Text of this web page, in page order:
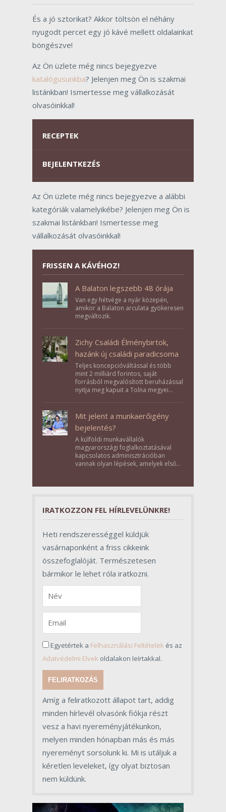
És a jó sztorikat? Akkor töltsön el néhány
nyugodt percet egy jó kávé mellett oldalainkat
böngészve!
Az Ön üzlete még nincs bejegyezve
katalógusunkba? Jelenjen meg Ön is szakmai
listánkban! Ismertesse meg vállalkozását
olvasóinkkal!
RECEPTEK
BEJELENTKEZÉS
Az Ön üzlete még nincs bejegyezve a alábbi
kategóriák valamelyikébe? Jelenjen meg Ön is
szakmai listánkban! Ismertesse meg
vállalkozását olvasóinkkal!
FRISSEN A KÁVÉHOZ!
A Balaton legszebb 48 órája
Van egy hétvége a nyár közepén,
amikor a Balaton arculata gyökeresen
megváltozik.
Zichy Családi Élménybirtok,
hazánk új családi paradicsoma
Teljes koncepcióváltással és több
mint 2 milliárd forintos, saját
forrásból megvalósított beruházással
nyitja meg kapuit a Tolna megyei
Mit jelent a munkaerőigény
bejelentés?
A külföldi munkavállalók
magyarországi foglalkoztatásával
kapcsolatos adminisztrációban
vannak olyan lépések, amelyek első
szerepet töltenek be az egész
IRATKOZZON FEL HÍRLEVELÜNKRE!
Heti rendszerességgel küldjük
vasárnaponként a friss cikkeink
összefoglalóját. Természetesen
bármikor le lehet róla iratkozni.
Egyetértek a Felhasználási Feltételek és az
Adatvédelmi Elvek oldalakon leírtakkal.
FELIRATKOZÁS
Amíg a feliratkozott állapot tart, addig
minden hírlevél olvasónk fiókja részt
vesz a havi nyereményjátékunkon,
melyen minden hónapban más és más
nyereményt sorsolunk ki. Mi is utáljuk a
kéretlen leveleket, így olyat biztosan
nem küldünk.